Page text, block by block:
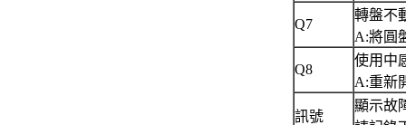
Q7
轉盤不
A:將圓
Q8
使用中
A:重新
訊號
顯示故